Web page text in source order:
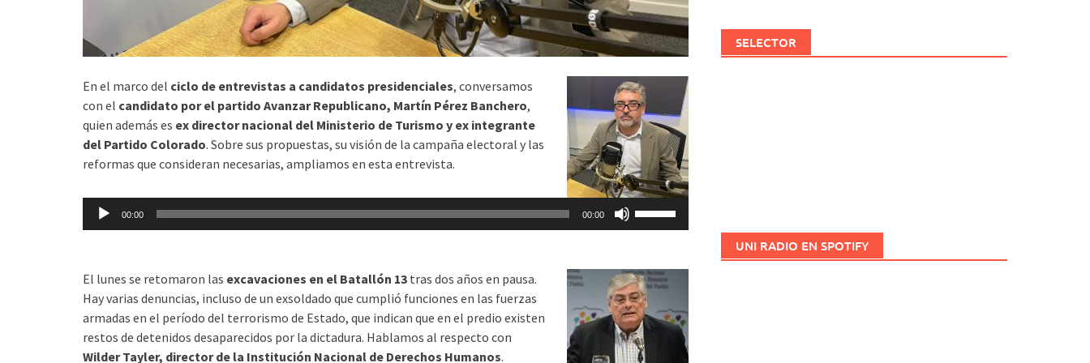
En el marco del ciclo de entrevistas a candidatos presidenciales, conversamos
con el candidato por el partido Avanzar Republicano, Martín Pérez Banchero,
quien además es ex director nacional del Ministerio de Turismo y ex integrante
del Partido Colorado. Sobre sus propuestas, su visión de la campaña electoral y las
reformas que consideran necesarias, ampliamos en esta entrevista.
Reproductor
00:00 00:00
flecha
arriba/abajo
para
aumentar
El lunes se retomaron las excavaciones en el Batallón 13 tras dos años en pausa.
Hay varias denuncias, incluso de un exsoldado que cumplió funciones en las fuerzas
armadas en el período del terrorismo de Estado, que indican que en el predio existen
restos de detenidos desaparecidos por la dictadura. Hablamos al respecto con
Wilder Tayler, director de la Institución Nacional de Derechos Humanos.
SELECTOR
UNI RADIO EN SPOTIFY